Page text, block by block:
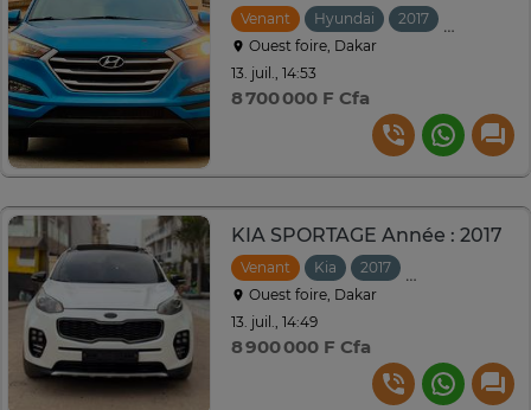
Venant Hyundai 2017
Ouest foire, Dakar
13. juil., 14:53
8 700 000 F Cfa
KIA SPORTAGE Année : 2017
Venant Kia 2017
Ouest foire, Dakar
13. juil., 14:49
8 900 000 F Cfa